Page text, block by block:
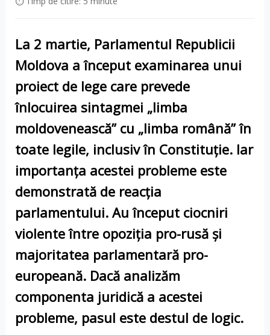
La 2 martie, Parlamentul Republicii
Moldova a început examinarea unui
proiect de lege care prevede
înlocuirea sintagmei „limba
moldovenească” cu „limba română” în
toate legile, inclusiv în Constituție. Iar
importanța acestei probleme este
demonstrată de reacția
parlamentului. Au început ciocniri
violente între opoziția pro-rusă și
majoritatea parlamentară pro-
europeană. Dacă analizăm
componenta juridică a acestei
probleme, pasul este destul de logic.